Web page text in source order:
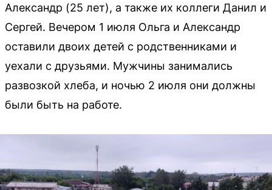
Александр (25 лет), а также их коллеги Данил и
Сергей. Вечером 1 июля Ольга и Александр
оставили двоих детей с родственниками и
уехали с друзьями. Мужчины занимались
развозкой хлеба, и ночью 2 июля они должны
были быть на работе.